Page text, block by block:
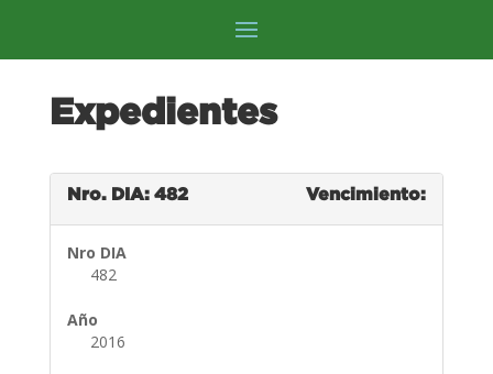
Expedientes
Nro. DIA: 482 Vencimiento:
Nro DIA
482
Año
2016